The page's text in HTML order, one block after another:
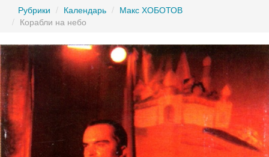
Рубрики Календарь
Макс ХОБОТОВ
Корабли на небо